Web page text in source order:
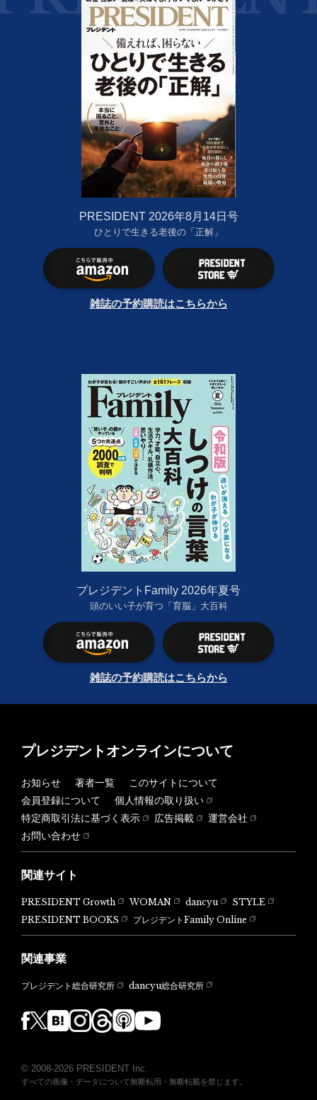
PRESIDENT 2026年8月14日号
ひとりで生きる老後の「正解」
雑誌の予約購読はこちらから
プレジデントFamily 2026年夏号
頭のいい子が育つ「育脳」大百科
雑誌の予約購読はこちらから
プレジデントオンラインについて
お知らせ 著者一覧
このサイトについて
会員登録について
個人情報の取り扱い
特定商取引法に基づく表示
広告掲載
運営会社
お問い合わせ
関連サイト
PRESIDENT Growth WOMAN dancyu
STYLE
PRESIDENT BOOKS
プレジデントFamily Online
関連事業
プレジデント総合研究所 dancyu総合研究所
© 2008-2026 PRESIDENT Inc.
すべての画像・データについて無断転用・無断転載を禁じます。